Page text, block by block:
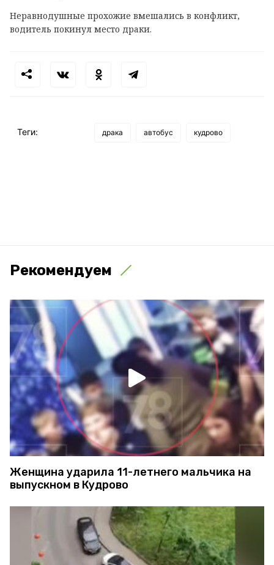
Неравнодушные прохожие вмешались в конфликт,
водитель покинул место драки.
Теги: драка автобус кудрово
Рекомендуем
Женщина ударила 11-летнего мальчика на
выпускном в Кудрово